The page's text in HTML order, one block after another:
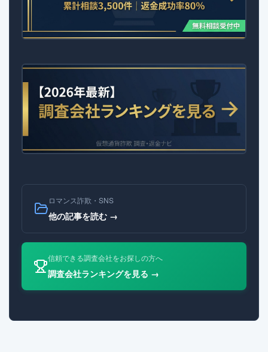
ロマンス詐欺・SNS
他の記事を読む →
信頼できる調査会社をお探しの方へ
調査会社ランキングを見る →